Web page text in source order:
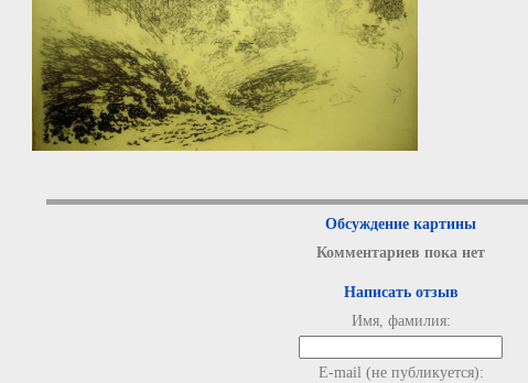
Обсуждение картины
Комментариев пока нет
Написать отзыв
Имя, фамилия:
E-mail (не публикуется):